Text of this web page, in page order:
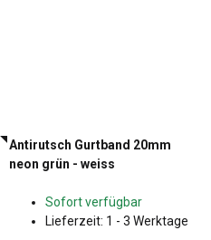
Antirutsch Gurtband 20mm
neon grün - weiss
Sofort verfügbar
Lieferzeit: 1 - 3 Werktage